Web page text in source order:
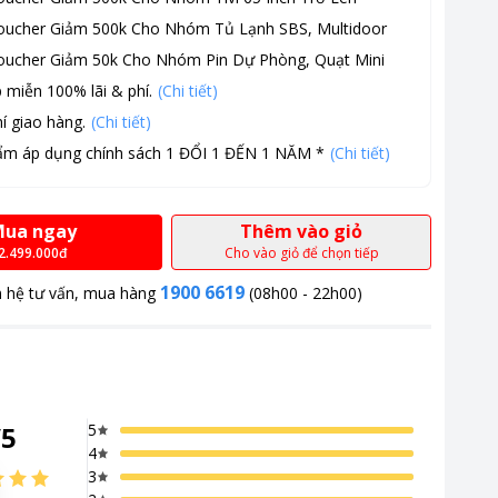
dàng hơn bao giờ hết.
Giảm 500k Cho Nhóm Tủ Lạnh SBS, Multidoor
Giảm 50k Cho Nhóm Pin Dự Phòng, Quạt Mini
miễn 100% lãi & phí. (Chi tiết)
giao hàng. (Chi tiết)
áp dụng chính sách 1 ĐỔI 1 ĐẾN 1 NĂM * (Chi tiết)
ngay
2.499.000đ
Thêm vào giỏ
Cho vào giỏ để chọn tiếp
hệ tư vấn, mua hàng 1900 6619 (08h00 - 22h00)
5
5
4
3